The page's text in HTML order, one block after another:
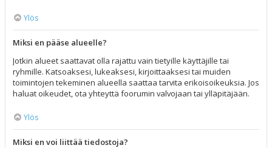
Ylös
Miksi en pääse alueelle?
Jotkin alueet saattavat olla rajattu vain tietyille käyttäjille tai
ryhmille. Katsoaksesi, lukeaksesi, kirjoittaaksesi tai muiden
toimintojen tekeminen alueella saattaa tarvita erikoisoikeuksia. Jos
haluat oikeudet, ota yhteyttä foorumin valvojaan tai ylläpitäjään.
Ylös
Miksi en voi liittää tiedostoja?